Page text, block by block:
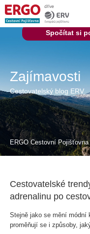
Zajímavosti
Cestovatelský blog ERV
ERGO Cestovní Pojišťovna
Cestovatelské
adrenalinu po
Stejně jako se mění módní
proměňují se i způsoby,
Spočítat si